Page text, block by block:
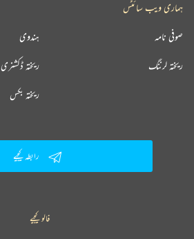
ہماری ویب سائٹس
ہندوی صوفی نامہ
ریختہ ڈکشنری ریختہ لرننگ
ریختہ بکس
رابطہ کیجیے
فالو کیجیے